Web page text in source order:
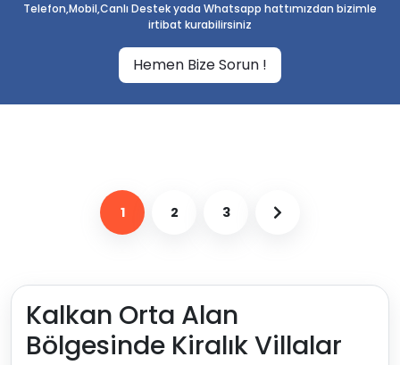
Telefon,Mobil,Canlı Destek yada Whatsapp hattımızdan bizimle
irtibat kurabilirsiniz
Hemen Bize Sorun !
1 2 3
Kalkan Orta Alan
Bölgesinde Kiralık Villalar